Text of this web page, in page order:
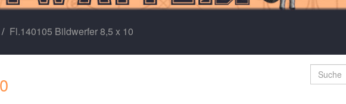
Fl.140105 Bildwerfer 8,5 x 10
Suche